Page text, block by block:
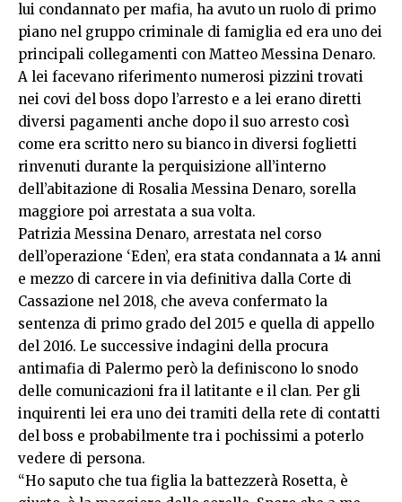
lui condannato per mafia, ha avuto un ruolo di primo
piano nel gruppo criminale di famiglia ed era uno dei
principali collegamenti con Matteo Messina Denaro.
A lei facevano riferimento numerosi pizzini trovati
nei covi del boss dopo l’arresto e a lei erano diretti
diversi pagamenti anche dopo il suo arresto così
come era scritto nero su bianco in diversi foglietti
rinvenuti durante la perquisizione all’interno
dell’abitazione di Rosalia Messina Denaro, sorella
maggiore poi arrestata a sua volta.
Patrizia Messina Denaro, arrestata nel corso
dell’operazione ‘Eden’, era stata condannata a 14 anni
e mezzo di carcere in via definitiva dalla Corte di
Cassazione nel 2018, che aveva confermato la
sentenza di primo grado del 2015 e quella di appello
del 2016. Le successive indagini della procura
antimafia di Palermo però la definiscono lo snodo
delle comunicazioni fra il latitante e il clan. Per gli
inquirenti lei era uno dei tramiti della rete di contatti
del boss e probabilmente tra i pochissimi a poterlo
vedere di persona.
“Ho saputo che tua figlia la battezzerà Rosetta, è